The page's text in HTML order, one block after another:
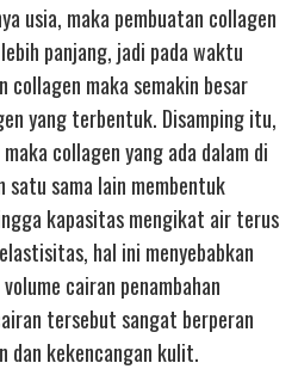
usia, maka pembuatan collagen
panjang, jadi pada waktu
collagen maka semakin besar
yang terbentuk. Disamping itu,
collagen yang ada dalam di
sama lain membentuk
kapasitas mengikat air terus
hal ini menyebabkan
cairan penambahan
tersebut sangat berperan
dan kekencangan kulit.